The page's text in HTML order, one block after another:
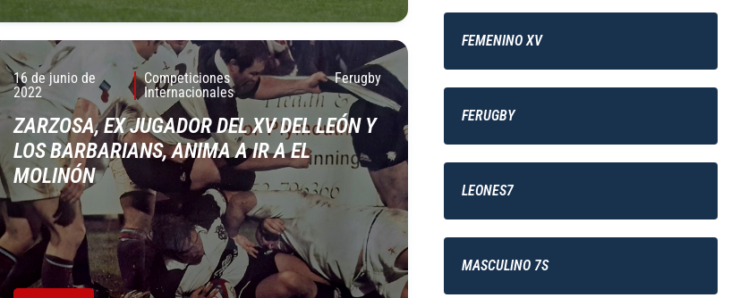
16 de junio de
2022
Competiciones
Internacionales
Ferugby
ZARZOSA, EX JUGADOR DEL XV DEL LEÓN Y
LOS BARBARIANS, ANIMA A IR A EL
MOLINÓN
FEMENINO XV
FERUGBY
LEONES7
MASCULINO 7S